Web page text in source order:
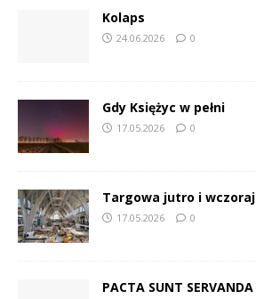
Kolaps
24.06.2026 0
Gdy Księżyc w pełni
17.05.2026 0
Targowa jutro i wczoraj
17.05.2026 0
PACTA SUNT SERVANDA